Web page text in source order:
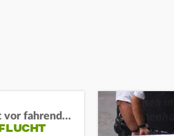
BaWü: Mann springt vor fahrendes Auto und schießt